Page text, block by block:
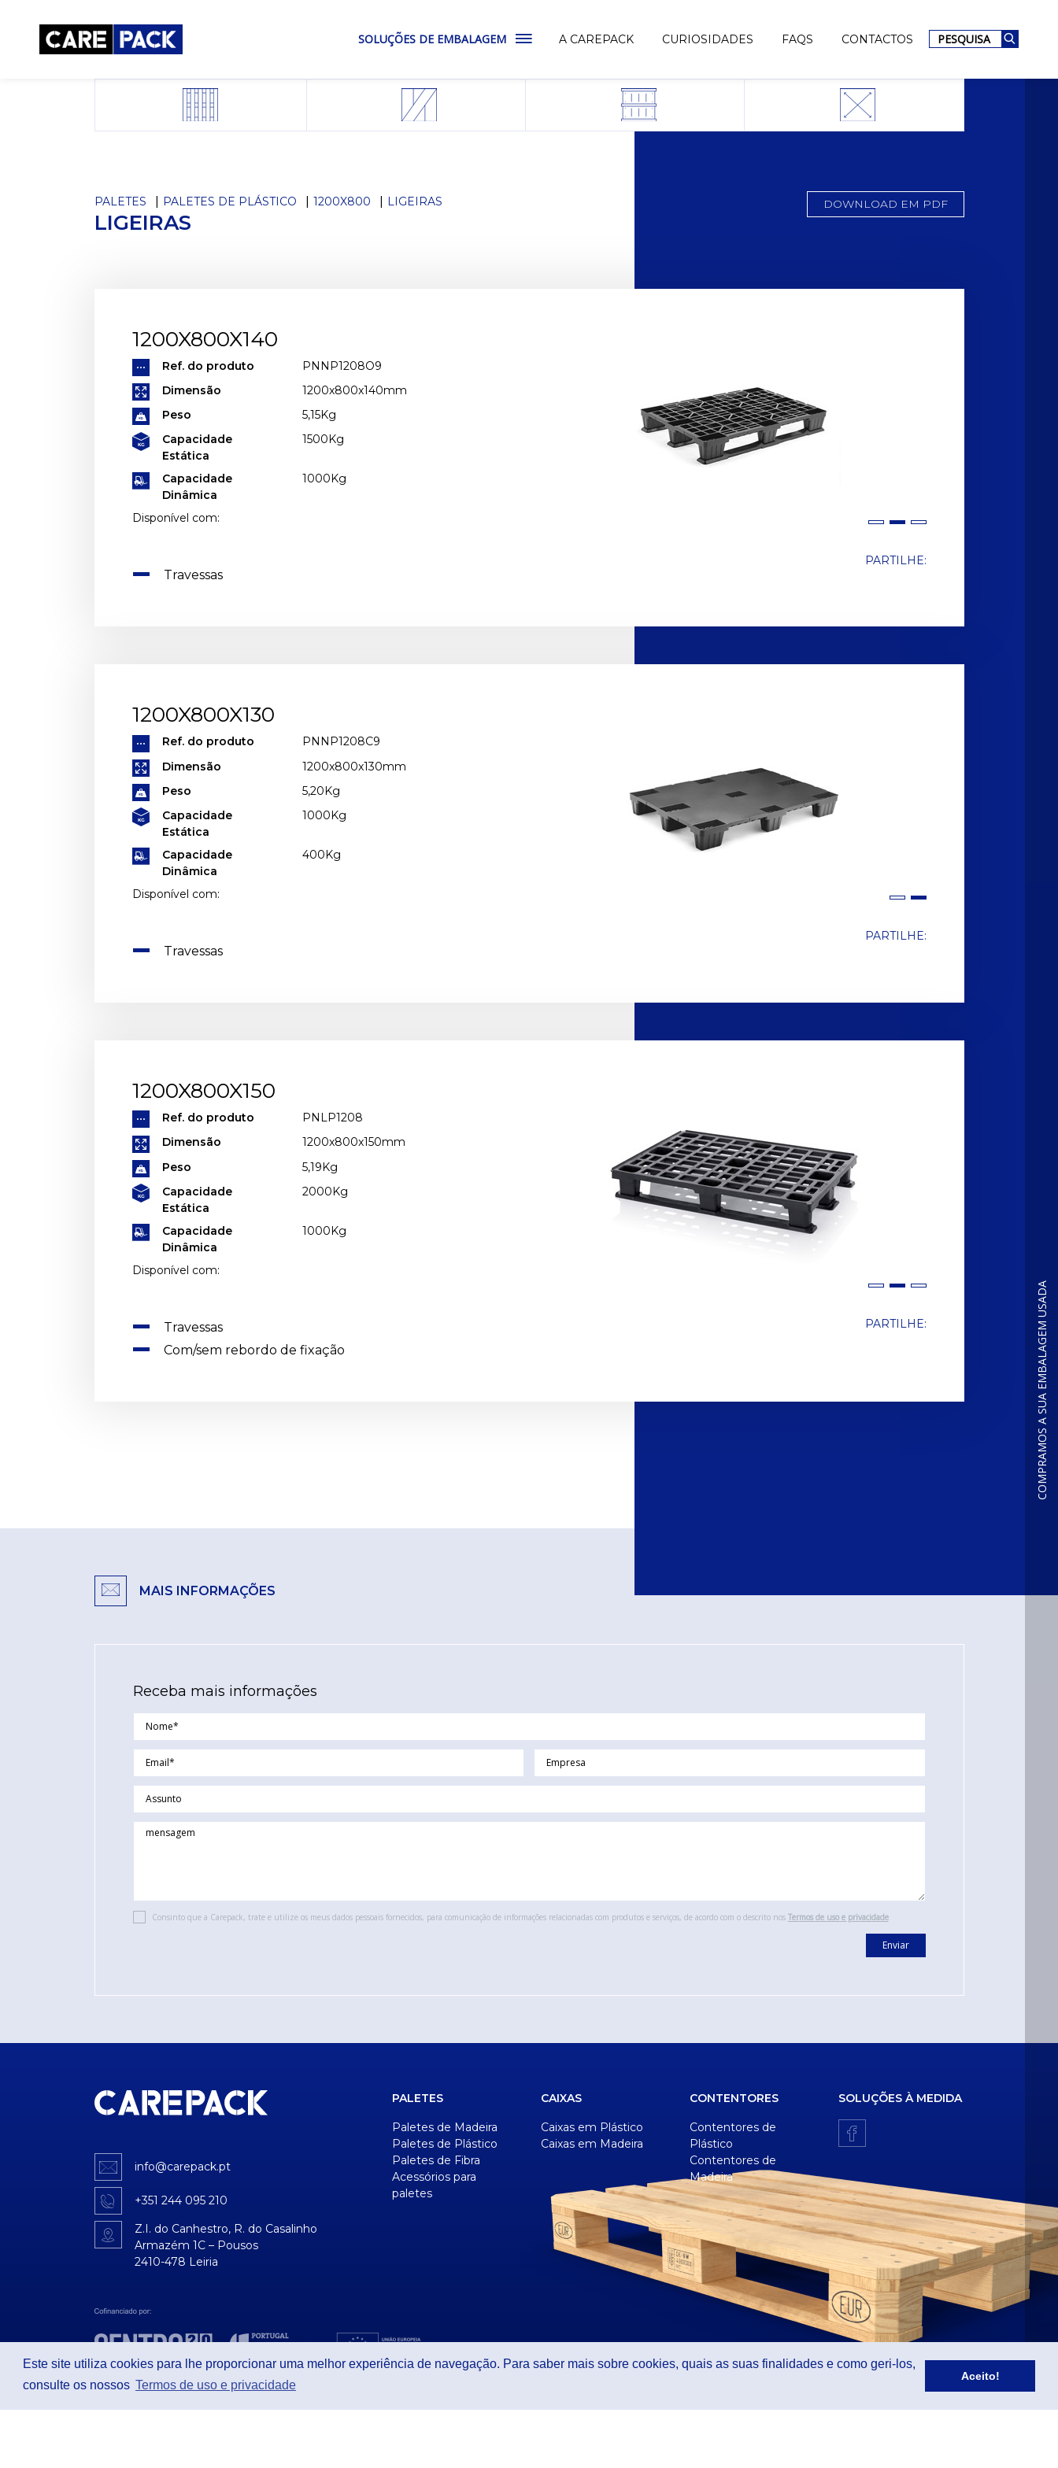
Este site utiliza cookies para lhe proporcionar uma melhor experiência de navegação. Para saber mais sobre cookies, quais as suas finalidades e como geri-los,
consulte os nossos Termos de uso e privacidade
Aceito!
SOLUÇÕES DE EMBALAGEM A CAREPACK CURIOSIDADES FAQS CONTACTOS PESQUISA
COMPRAMOS A SUA EMBALAGEM USADA
PALETES PALETES DE PLÁSTICO 1200X800 LIGEIRAS
LIGEIRAS
DOWNLOAD EM PDF
1200X800X140
Ref. do produto
PNNP1208O9
Dimensão
1200x800x140mm
Peso
5,15Kg
Capacidade
Estática
1500Kg
Capacidade
Dinâmica
1000Kg
Disponível com:
Travessas
PARTILHE:
1200X800X130
Ref. do produto
PNNP1208C9
Dimensão
1200x800x130mm
Peso
5,20Kg
Capacidade
Estática
1000Kg
Capacidade
Dinâmica
400Kg
Disponível com:
Travessas
PARTILHE:
1200X800X150
Ref. do produto
PNLP1208
Dimensão
1200x800x150mm
Peso
5,19Kg
Capacidade
Estática
2000Kg
Capacidade
Dinâmica
1000Kg
Disponível com:
Travessas
Com/sem rebordo de fixação
PARTILHE:
MAIS INFORMAÇÕES
Receba mais informações
Consinto que a Carepack, trate e utilize os meus dados pessoais fornecidos, para comunicação de informações relacionadas com produtos e serviços, de acordo com o descrito nos Termos de uso e privacidade
Enviar
info@carepack.pt
+351 244 095 210
Z.I. do Canhestro, R. do Casalinho
Armazém 1C – Pousos
2410-478 Leiria
PALETES
Paletes de Madeira
Paletes de Plástico
Paletes de Fibra
Acessórios para
paletes
CAIXAS
Caixas em Plástico
Caixas em Madeira
CONTENTORES
Contentores de
Plástico
Contentores de
Madeira
SOLUÇÕES À MEDIDA
© 2026 Todos os direitos reservados /Termos de uso e privacidade